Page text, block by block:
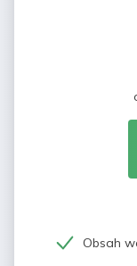
Obsah